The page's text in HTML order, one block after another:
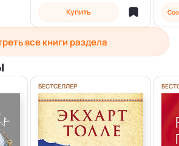
Купить
все книги раздела
БЕСТСЕЛЛЕР